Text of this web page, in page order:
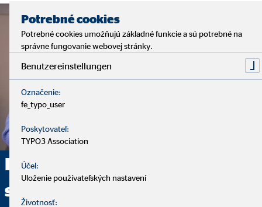
Poskytujeme komplexné
sprostredkovanie
Potrebné cookies
Potrebné cookies umožňujú základné funkcie a sú potrebné na
správne fungovanie webovej stránky.
Benutzereinstellungen
Označenie:
fe_typo_user
Poskytovateľ:
TYPO3 Association
Účel:
Uloženie používateľských nastavení
Životnosť: